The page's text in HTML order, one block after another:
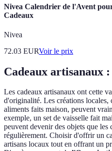
Nivea Calendrier de l'Avent
Cadeaux
Nivea
72.03 EURVoir le prix
Cadeaux artisanaux
Les cadeaux artisanaux ont cette
d'originalité. Les créations locales,
aliments faits maison, peuvent
exemple, un set de vaisselle fait
peuvent devenir des objets que les
régulièrement. Choisir d'offrir un
artisans locaux tout en offrant un